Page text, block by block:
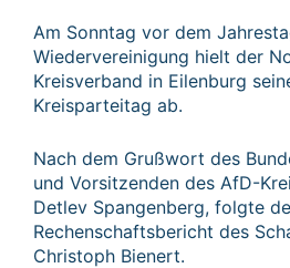
Am Sonntag vor dem
Wiedervereinigung hielt der
Kreisverband in Eilenburg
Kreisparteitag ab.
Nach dem Grußwort des
und Vorsitzenden des AfD-
Detlev Spangenberg, folgte
Rechenschaftsbericht des
Christoph Bienert.